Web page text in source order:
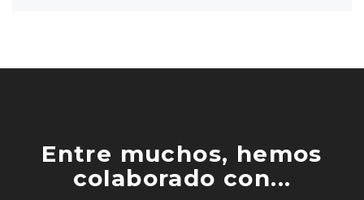
Entre muchos, hemos
colaborado con...